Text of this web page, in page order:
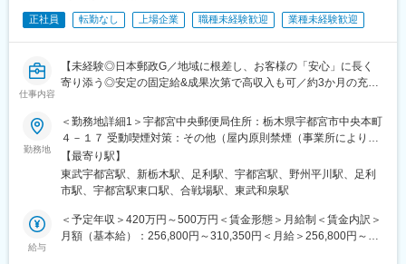
店管理職等へのキャリアアップを目指せます。
農林水産業者の協同組織を基盤とした金融機関として、地域社会
の発展に貢献する社会的意義の高い業務に携われます。
変更の範囲：会社の定める業務
（スケジュール例）
1～2カ月目：証券外務員資格受験と生保一般試験と事務・商品・
サービス習得や受電対応
3か月目以降～：ロープレや外訪OJTで徐々に外訪を増やして頂き
ます。
支店によっては店頭での受付を経験頂くケースもございます。
■働き方
・大手企業らしく育休・時短など女性の働く環境が制度として確
立◎有期雇用契約期間中も勿論制度を活用できます。
・有休を取得するのが当たり前という風土が根付いているのはも
ちろん、休みに対するフォローが手厚いことも魅力の一つ。家庭
上司に相談しながら仕事を進められます。
正社員 転勤なし 上場企業 職種未経験歓迎 業種未経験歓迎
仕事内容
【未経験◎日本郵政G／地域に根差し、お客様の「安心」に長く
寄り添う◎安定の固定給&成果次第で高収入も可／約3か月の充実
★未経験でも長期的にご活躍！
（1）約3か月の集合研修で同期とスタート★子育てなどで参加が
難しい方はリモートプログラムあり
└配属後も班体制で、教育トレーナーや先輩が日常的にフォロー
（2）営業・保険未経験で入社した社員が多数活躍中
└販売接客、事務、技術職、介護職など未経験スタートの社員が
多く定着・活躍中
勤務地
＜勤務地詳細1＞宇都宮中央郵便局住所：栃木県宇都宮市中央本町
４－１７ 受動喫煙対策：その他（屋内原則禁煙（事業所により喫
煙スペースあり））＜勤務地詳細2＞栃木郵便局住所：栃木県栃木
市平柳町１－２０－１ 受動喫煙対策：その他（屋内原則禁煙（事
業所により喫煙スペースあり））＜勤務地詳細3＞足利郵便局住
原則禁煙（事業所により喫煙スペースあり））変更の範囲：他栃
木県内10カ所の郵便局
【最寄り駅】
東武宇都宮駅、新栃木駅、足利駅、宇都宮駅、野州平川駅、足利
市駅、宇都宮駅東口駅、合戦場駅、東武和泉駅
給与
＜予定年収＞420万円～500万円＜賃金形態＞月給制＜賃金内訳＞
月額（基本給）：256,800円～310,350円＜月給＞256,800円～